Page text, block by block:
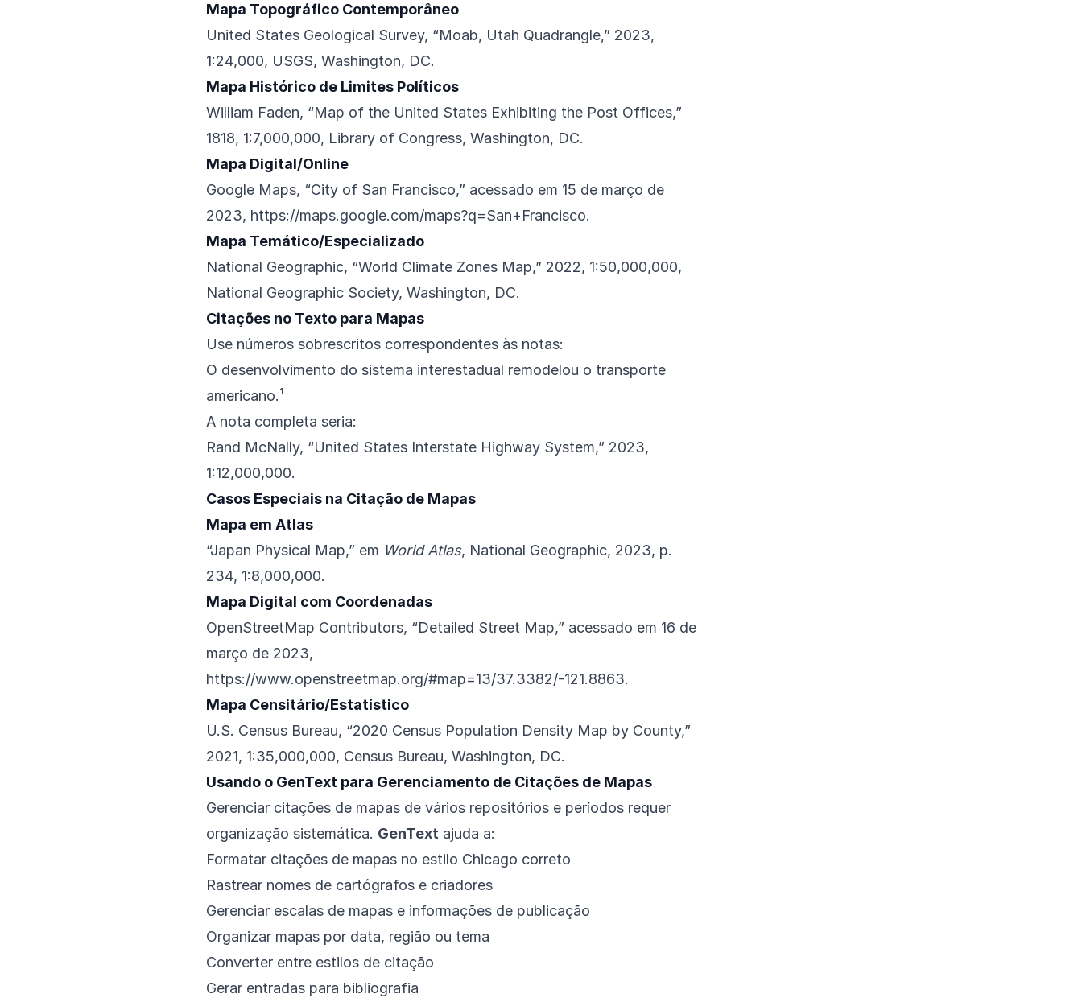
Mapa Topográfico Contemporâneo
United States Geological Survey, “Moab, Utah Quadrangle,” 2023,
1:24,000, USGS, Washington, DC.
Mapa Histórico de Limites Políticos
William Faden, “Map of the United States Exhibiting the Post Offices,”
1818, 1:7,000,000, Library of Congress, Washington, DC.
Mapa Digital/Online
Google Maps, “City of San Francisco,” acessado em 15 de março de
2023, https://maps.google.com/maps?q=San+Francisco.
Mapa Temático/Especializado
National Geographic, “World Climate Zones Map,” 2022, 1:50,000,000,
National Geographic Society, Washington, DC.
Citações no Texto para Mapas
Use números sobrescritos correspondentes às notas:
O desenvolvimento do sistema interestadual remodelou o transporte
americano.¹
A nota completa seria:
Rand McNally, “United States Interstate Highway System,” 2023,
1:12,000,000.
Casos Especiais na Citação de Mapas
Mapa em Atlas
“Japan Physical Map,” em World Atlas, National Geographic, 2023, p.
234, 1:8,000,000.
Mapa Digital com Coordenadas
OpenStreetMap Contributors, “Detailed Street Map,” acessado em 16 de
março de 2023,
https://www.openstreetmap.org/#map=13/37.3382/-121.8863.
Mapa Censitário/Estatístico
U.S. Census Bureau, “2020 Census Population Density Map by County,”
2021, 1:35,000,000, Census Bureau, Washington, DC.
Usando o GenText para Gerenciamento de Citações de Mapas
Gerenciar citações de mapas de vários repositórios e períodos requer
organização sistemática. GenText ajuda a:
Formatar citações de mapas no estilo Chicago correto
Rastrear nomes de cartógrafos e criadores
Gerenciar escalas de mapas e informações de publicação
Organizar mapas por data, região ou tema
Converter entre estilos de citação
Gerar entradas para bibliografia